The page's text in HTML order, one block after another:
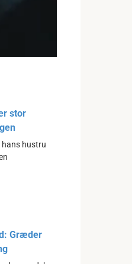
stor
hans hustru
Græder